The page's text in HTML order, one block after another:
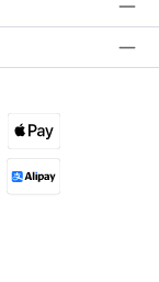
BezahlenApple Pay